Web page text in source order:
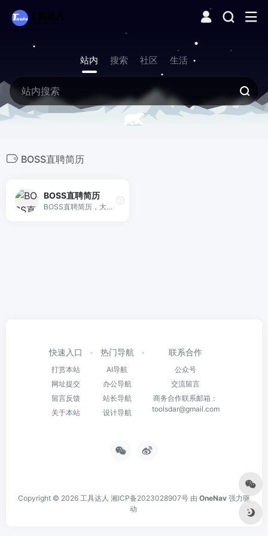
站内 搜索 社区 生活
BOSS直聘简历
BOSS直聘简历
BOSS直聘简历，大数据支持快速制作高品质简历。免费简历模板，满足各种职位。简历智能识别优化，可直接投递BOSS直聘海量职位。云端加密，永久保存，可在全平台查看和分享简历。
快速入口
打赏本站
网址提交
留言反馈
关于本站
热门导航
AI导航
办公导航
站长导航
设计导航
联系合作
公众号
交流留言
商务合作联系邮箱：
toolsdar@gmail.com
Copyright © 2026 工具达人 湘ICP备2023028907号 由 OneNav 强力驱
动